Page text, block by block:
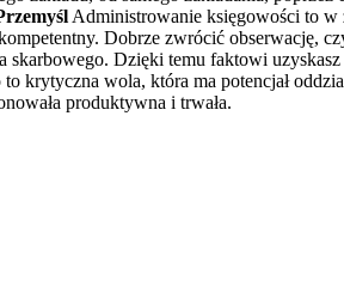
Administrowanie księgowości to w
Dobrze zwrócić obserwację,
Dzięki temu faktowi
wola, która ma potencjał
produktywna i trwała.